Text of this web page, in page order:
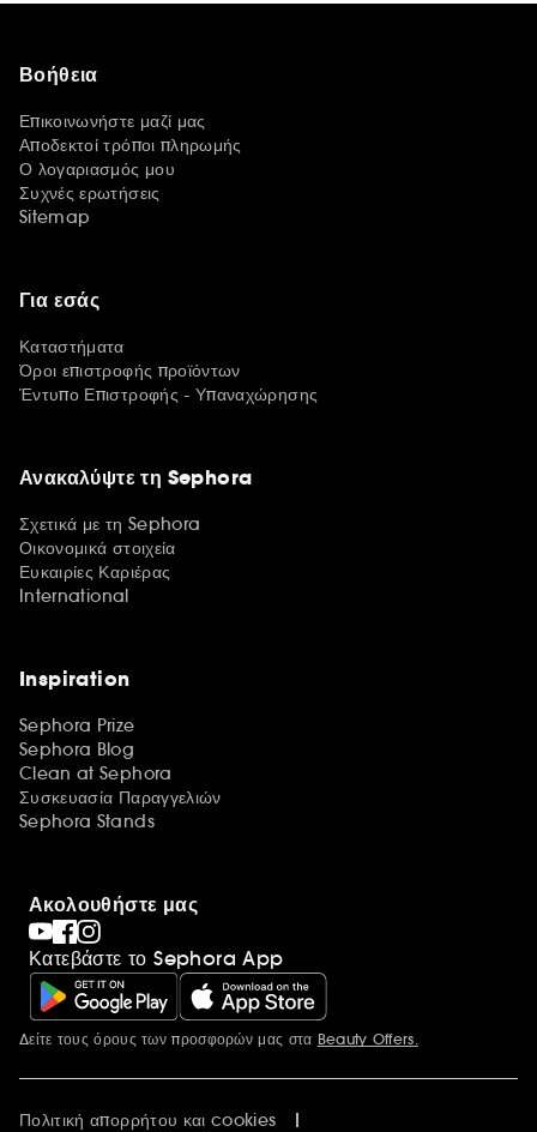
Βοήθεια
Επικοινωνήστε μαζί μας
Αποδεκτοί τρόποι πληρωμής
Ο λογαριασμός μου
Συχνές ερωτήσεις
Sitemap
Για εσάς
Καταστήματα
Όροι επιστροφής προϊόντων
Έντυπο Επιστροφής - Υπαναχώρησης
Ανακαλύψτε τη Sephora
Σχετικά με τη Sephora
Οικονομικά στοιχεία
Ευκαιρίες Καριέρας
International
Inspiration
Sephora Prize
Sephora Blog
Clean at Sephora
Συσκευασία Παραγγελιών
Sephora Stands
Ακολουθήστε μας
Κατεβάστε το Sephora App
Περισσότερες πληροφορίες
Δείτε τους όρους των προσφορών μας στα Beauty Offers.
Πολιτική απορρήτου και cookies